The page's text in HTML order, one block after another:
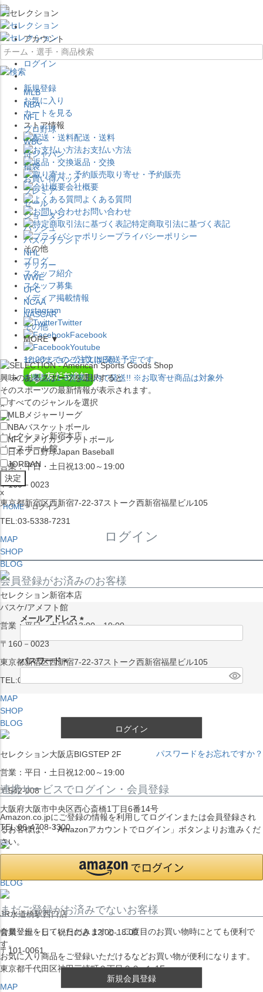
×
アカウント
ログイン
新規登録
お気に入り
カートを見る
ストア情報
配送・送料
お支払い方法
返品・交換
取り寄せ・予約販売
会社概要
よくある質問
お問い合わせ
特定商取引法に基づく表記
プライバシーポリシー
その他
ブログ
スタッフ紹介
スタッフ募集
メディア掲載情報
Instagram
Twitter
Facebook
Youtube
セレクション公式LINE@
×
セレクション新宿本店
ベースボール館
営業：平日・土日祝13:00～19:00
〒160－0023
東京都新宿区西新宿7-22-37ストーク西新宿福星ビル105
TEL:03-5338-7231
MAP
SHOP
BLOG
セレクション新宿本店
バスケ/アメフト館
営業：平日・土日祝13:00～19:00
〒160－0023
東京都新宿区西新宿7-22-37ストーク西新宿福星ビル105
TEL:03-5338-7231
MAP
SHOP
BLOG
セレクション大阪店BIGSTEP 2F
営業：平日・土日祝12:00～19:00
〒542-008
大阪府大阪市中央区西心斎橋1丁目6番14号
TEL:06-4708-3300
MAP
BLOG
JR水道橋駅西口店
営業：土・日・祝日のみ 12:00-18:00
〒101-0061
東京都千代田区神田三崎町２丁目２２−１ 1F
MAP
MLB
NBA
NFL
プロ野球
WBC
侍ジャパン
福袋
お買い得パック
プレミア
セール
ジョーダン
バッシュ
バスケブランド
NHL
サッカー
WWE
UFC
NCAA
NASCAR
その他
MORE ▼
12:00までのご注文は発送予定です。
在庫品は1-3営業日内で発送!! ※お取寄せ商品は対象外
興味のあるスポーツを選択すると
そのスポーツの最新情報が表示されます。
すべてのジャンルを選択
MLB メジャーリーグ
NBAバスケットボール
NFLアメリカンフットボール
日本プロ野球Japan Baseball
JORDAN
x
HOME ログイン
ログイン
会員登録がお済みのお客様
メールアドレス
須
)
パスワード
ログイン
パスワードをお忘れですか？
連携サービスでログイン・会員登録
Amazon.co.jpにご登録の情報を利用してログインまたは会員登録され
るお客様は、「Amazonアカウントでログイン」ボタンよりお進みくだ
さい。
まだご登録がお済みでないお客様
会員登録をしていただきますと、二度目のお買い物時にとても便利で
す。
お気に入り商品をご登録いただけるなどお買い物が便利になります。
新規会員登録